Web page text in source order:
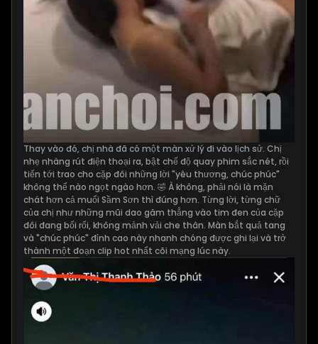
Thay vào đó, chị nhà đã có một màn xử lý đi vào lịch sử. Chị
nhẹ nhàng rút điện thoại ra, bật chế độ quay phim sắc nét, rồi
tiến tới trao cho cặp đôi những lời "yêu thương, chúc phúc"
không thể nào ngọt ngào hơn. 🤣 À không, phải nói là mặn
chát hơn cả muối Sầm Sơn thì đúng hơn. Từng lời, từng chữ
của chị như những mũi dao găm thẳng vào tim đen của cặp
đôi đang bối rối, không mảnh vải che thân. Màn bắt quả tang
và "chúc phúc" đỉnh cao này nhanh chóng được ghi lại và trở
thành một đoạn clip hot nhất cõi mạng lúc này.